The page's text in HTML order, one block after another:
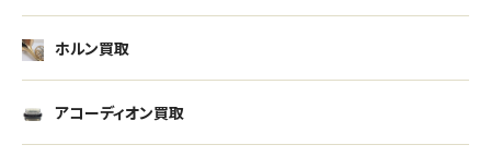
ホルン買取
アコーディオン買取